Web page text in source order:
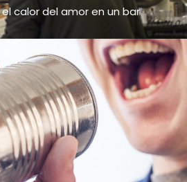
calor del amor en un bar